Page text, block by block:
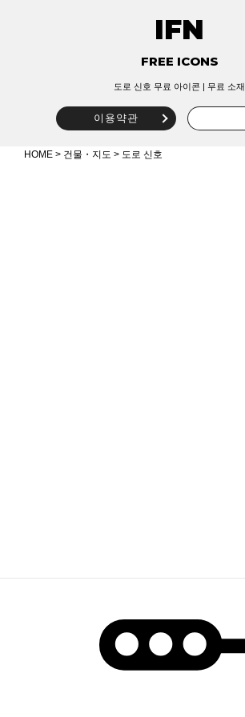
IFN
FREE ICONS
도로 신호 무료 아이콘 | 무료 소재
이용약관
HOME > 건물・지도 > 도로 신호